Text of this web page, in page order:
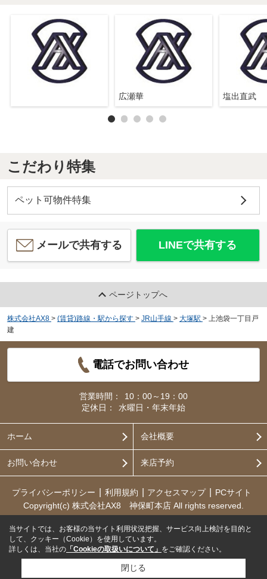
広瀬華 塩出直武
こだわり特集
ペット可物件特集
メールで共有する LINEで共有する
ページトップへ
株式会社AX8 > (賃貸)路線・駅から探す > JR山手線 > 大塚駅 >
上池袋一丁目戸
建
電話でお問い合わせ
営業時間：
10：00～19：00
定休日：
水曜日・年末年始
ホーム 会社概要
お問い合わせ 来店予約
プライバシーポリシー 利用規約 アクセスマップ
PCサイト
Copyright(c) 株式会社AX8 神保町本店 All rights reserved.
当サイトでは、お客様の当サイト利用状況把握、サービス向上検討を目的と
して、クッキー（Cookie）を使用しています。
詳しくは、当社の 「Cookieの取扱いについて」 をご確認ください。
閉じる